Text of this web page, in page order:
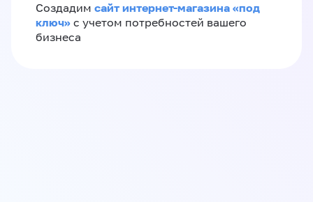
Создадим сайт интернет-магазина «под
ключ» с учетом потребностей вашего
бизнеса